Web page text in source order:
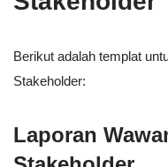
Berikut adalah templat
Stakeholder:
Laporan